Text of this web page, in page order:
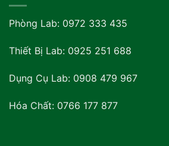
Phòng Lab: 0972 333 435
Thiết Bị Lab: 0925 251 688
Dụng Cụ Lab: 0908 479 967
Hóa Chất: 0766 177 877